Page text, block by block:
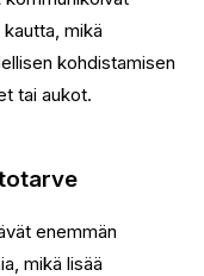
mikä
kohdistamisen
tai aukot.
enemmän
mikä lisää